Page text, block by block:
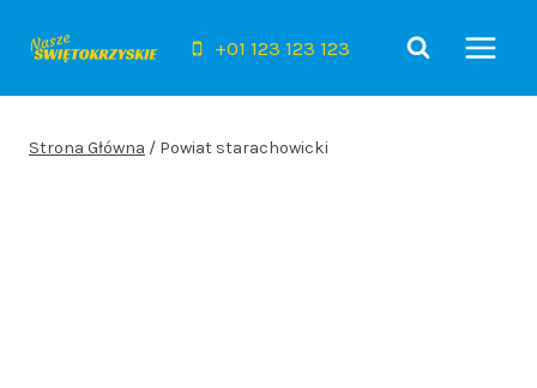
+01 123 123 123
Strona Główna / Powiat starachowicki